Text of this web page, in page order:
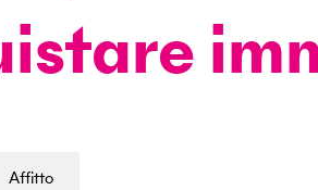
immobiliare
Affitto